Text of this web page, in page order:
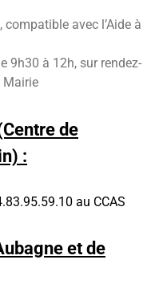
avec l’Aide à
9h30 à 12h, sur rendez-
Mairie
de
:
au CCAS
et de